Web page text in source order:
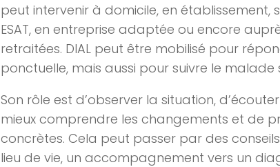
peut intervenir à domicile, en établissement,
ESAT, en entreprise adaptée ou encore
retraitées. DIAL peut être mobilisé pour
ponctuelle, mais aussi pour suivre le malade
Son rôle est d’observer la situation,
mieux comprendre les changements et de
concrètes. Cela peut passer par des
lieu de vie, un accompagnement vers un